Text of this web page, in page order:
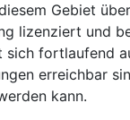
Gebiet
lizenziert und
fortlaufend
erreichbar
kann.